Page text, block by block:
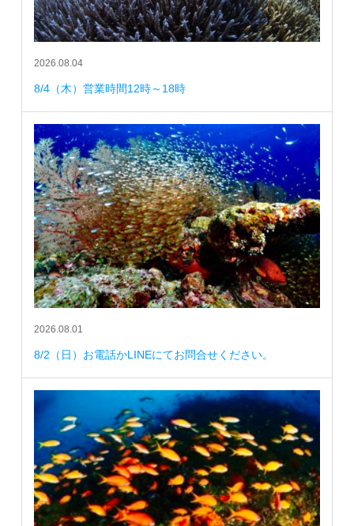
2026.08.04
8/4（木）営業時間12時～18時
2026.08.01
8/2（日）お電話かLINEにてお問合せください。